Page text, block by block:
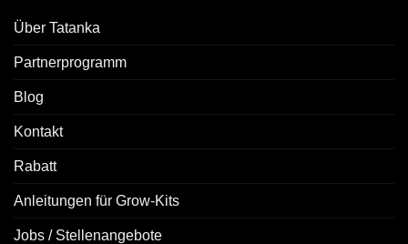
Über Tatanka
Partnerprogramm
Blog
Kontakt
Rabatt
Anleitungen für Grow-Kits
Jobs / Stellenangebote